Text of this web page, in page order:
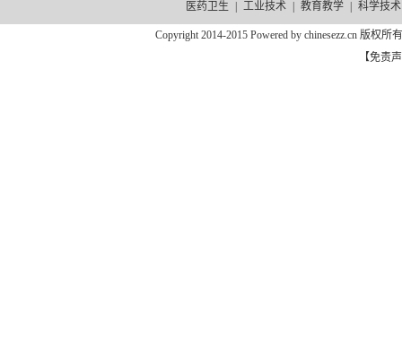
医药卫生 工业技术 教育教学 科学技术
Copyright 2014-2015 Powered by chinesezz.cn 版权
【免责